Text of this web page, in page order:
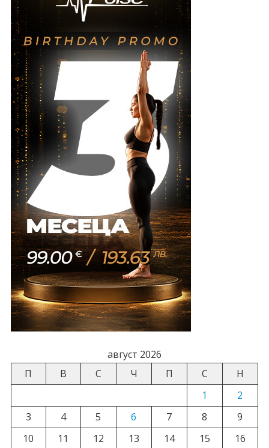
август 2026
П
В С Ч П С
Н
1
2
3
4 5 6 7 8
9
10
11 12 13 14 15
16